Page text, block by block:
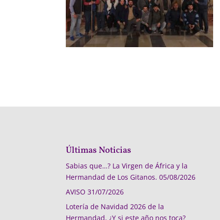
Últimas Noticias
Sabias que…? La Virgen de África y la
Hermandad de Los Gitanos. 05/08/2026
AVISO 31/07/2026
Lotería de Navidad 2026 de la
Hermandad, ¿Y si este año nos toca?